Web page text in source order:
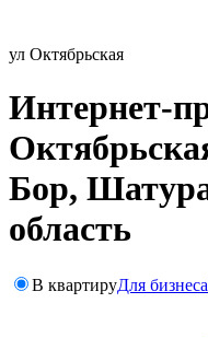
ул Октябрьская
Интернет-
Бор,
область
В квартируДля бизнеса